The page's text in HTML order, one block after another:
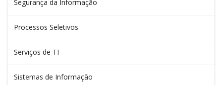
Segurança da Informação
Processos Seletivos
Serviços de TI
Sistemas de Informação